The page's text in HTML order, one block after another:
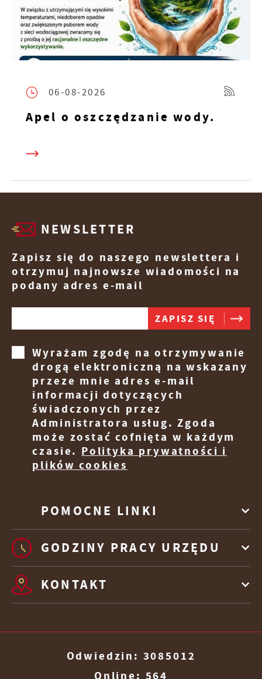
06-08-2026
Apel o oszczędzanie wody.
POMOCNE LINKI
NEWSLETTER
Zapisz się do naszego newslettera i
otrzymuj najnowsze wiadomości na
podany adres e-mail
Wyrażam zgodę na otrzymywanie
drogą elektroniczną na wskazany
przeze mnie adres e-mail
informacji dotyczących
świadczonych przez
Administratora usług. Zgoda
może zostać cofnięta w każdym
czasie. Polityka prywatności i
plików cookies
GODZINY PRACY URZĘDU
KONTAKT
Odwiedzin: 3085012
Online: 564